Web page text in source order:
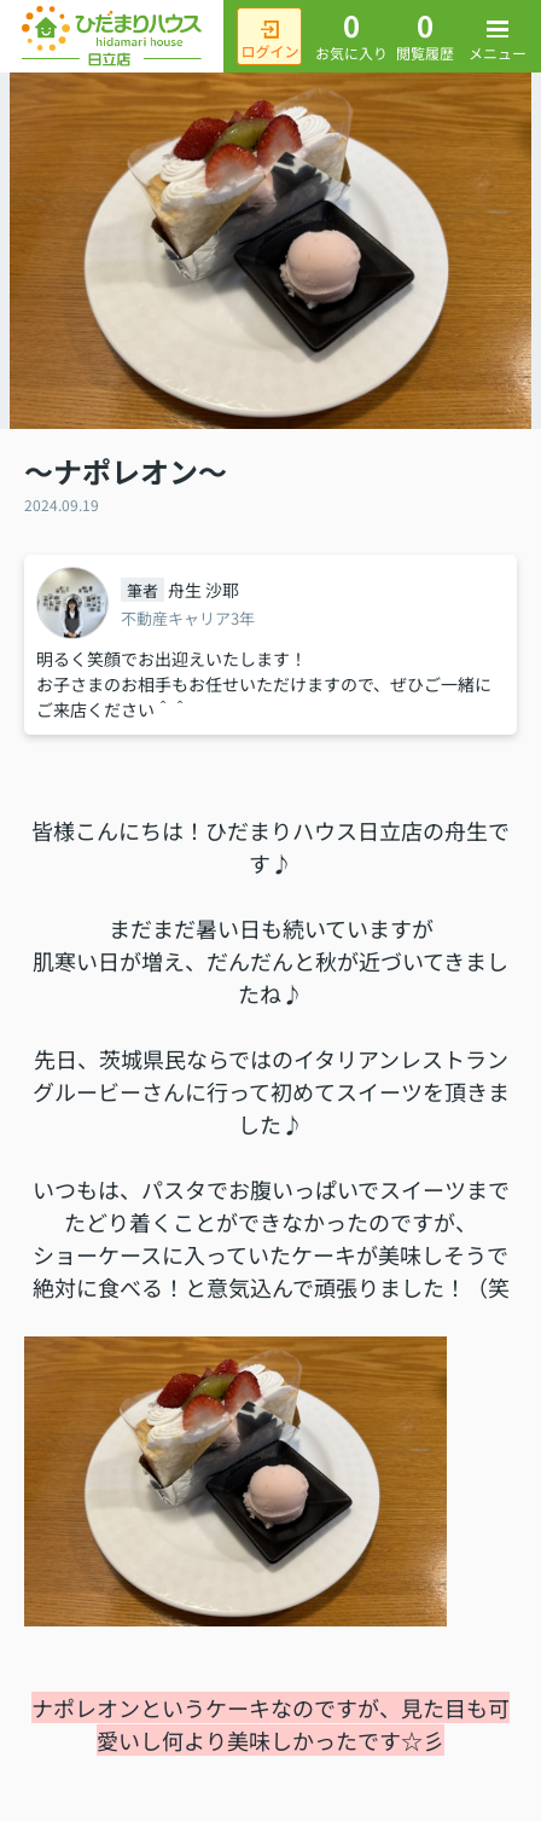
0
お気に入り
0
閲覧履歴 メニュー
～ナポレオン～
2024.09.19
筆者 舟生 沙耶
不動産キャリア3年
明るく笑顔でお出迎えいたします！
お子さまのお相手もお任せいただけますので、ぜひご一緒に
ご来店ください＾＾
皆様こんにちは！ひだまりハウス日立店の舟生で
す♪
まだまだ暑い日も続いていますが
肌寒い日が増え、だんだんと秋が近づいてきまし
たね♪
先日、茨城県民ならではのイタリアンレストラン
グルービーさんに行って初めてスイーツを頂きま
した♪
いつもは、パスタでお腹いっぱいでスイーツまで
たどり着くことができなかったのですが、
ショーケースに入っていたケーキが美味しそうで
絶対に食べる！と意気込んで頑張りました！（笑
ナポレオンというケーキなのですが、見た目も可
愛いし何より美味しかったです☆彡